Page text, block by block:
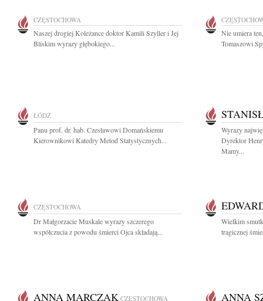
CZĘSTOCHOWA
Naszej drogiej Koleżance doktor Kamili Szyller i Jej
Bliskim wyrazy głębokiego...
Nie umiera
Tomaszowi
ŁÓDŹ
Panu prof. dr. hab. Czesławowi Domańskiemu
Kierownikowi Katedry Metod Statystycznych...
Wyrazy
Dyrektor
Mamy...
CZĘSTOCHOWA
Dr Małgorzacie Muskale wyrazy szczerego
współczucia z powodu śmierci Ojca składają...
Wielkim
tragicznej
ANNA MARCZAK CZĘSTOCHOWA ANNA